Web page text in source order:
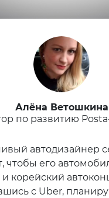
Алёна Ветошкина
по развитию
автодизайнер
чтобы его
и корейский
с Uber,